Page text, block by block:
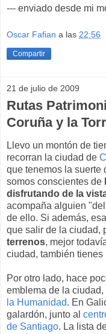
--- enviado desde mi
Oscar Fafian a las 22:56
Compartir
21 de julio de 2009
Rutas
Coruña y la
Llevo un montón de
recorran la ciudad de
que tenemos la suerte
somos conscientes de
disfrutando de la
acompaña alguien
de ello. Si además,
que salir de la ciudad,
terrenos, mejor
ciudad, también tienes
Por otro lado, hace
emblema de la ciudad,
la Humanidad. En
galardón, junto al
de Santiago. La lista